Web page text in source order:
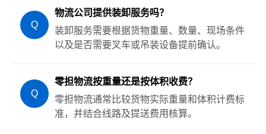
Q
物流公司提供装卸服务吗？
装卸服务需要根据货物重量、数量、现场条件
以及是否需要叉车或吊装设备提前确认。
Q
零担物流按重量还是按体积收费？
零担物流通常比较货物实际重量和体积计费标
准，并结合线路及提送费用核算。